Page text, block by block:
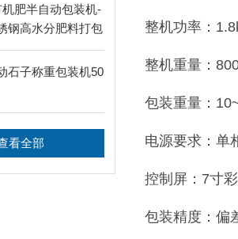
机肥半自动包装机-
钢高水分肥料打包
石子称重包装机50
看全部
整机功率：
整机重量：
包装重量：
电源要求：单
控制屏：7寸
包装精度：偏